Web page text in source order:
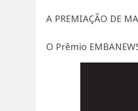
A PREMIAÇÃO DE
O Prêmio